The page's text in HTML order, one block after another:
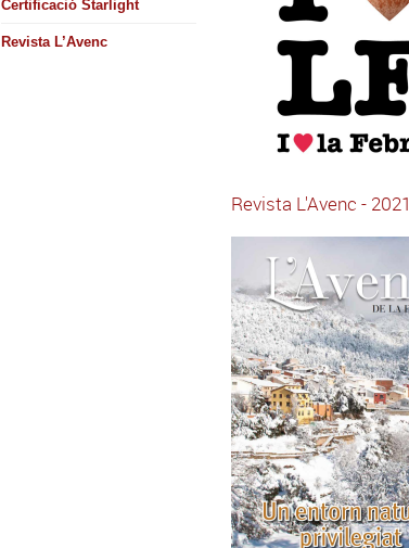
Certificació Starlight
Revista L’Avenc
Revista L'Avenc - 2021